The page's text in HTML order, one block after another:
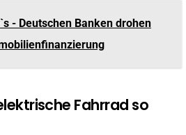
- Deutschen Banken drohen
Fahrrad so